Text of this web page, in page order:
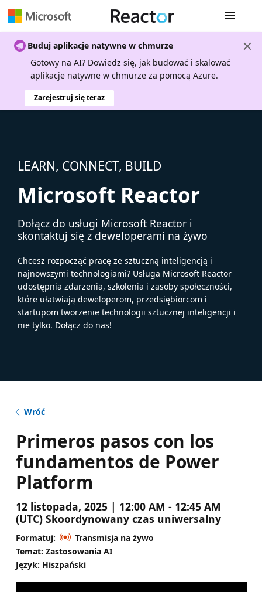
Buduj aplikacje natywne w chmurze
Gotowy na AI? Dowiedz się, jak budować i skalować
aplikacje natywne w chmurze za pomocą Azure.
Zarejestruj się teraz
LEARN, CONNECT, BUILD
Microsoft Reactor
Dołącz do usługi Microsoft Reactor i
skontaktuj się z deweloperami na żywo
Chcesz rozpocząć pracę ze sztuczną inteligencją i
najnowszymi technologiami? Usługa Microsoft Reactor
udostępnia zdarzenia, szkolenia i zasoby społeczności,
które ułatwiają deweloperom, przedsiębiorcom i
startupom tworzenie technologii sztucznej inteligencji i
nie tylko. Dołącz do nas!
Wróć
Primeros pasos con los
fundamentos de Power
Platform
12 listopada, 2025 | 12:00 AM - 12:45 AM
(UTC) Skoordynowany czas uniwersalny
Formatuj:
Transmisja na żywo
Temat: Zastosowania AI
Język: Hiszpański